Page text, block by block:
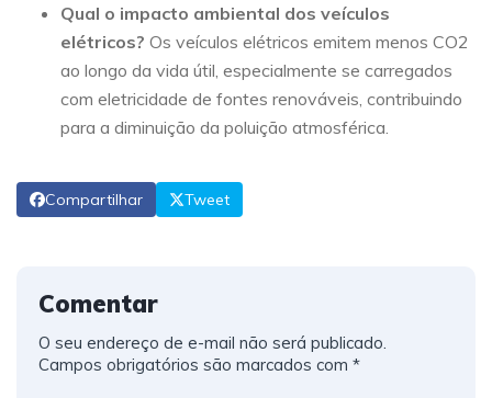
Qual o impacto ambiental dos veículos
elétricos? Os veículos elétricos emitem menos CO2
ao longo da vida útil, especialmente se carregados
com eletricidade de fontes renováveis, contribuindo
para a diminuição da poluição atmosférica.
Compartilhar Tweet
Comentar
O seu endereço de e-mail não será publicado.
Campos obrigatórios são marcados com *